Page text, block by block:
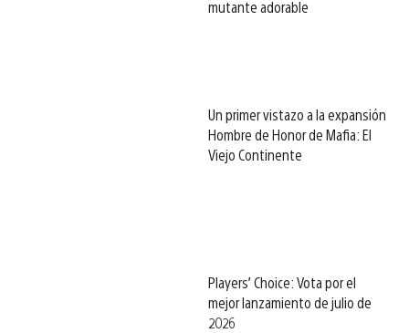
mutante adorable
Un primer vistazo a la expansión
Hombre de Honor de Mafia: El
Viejo Continente
Players’ Choice: Vota por el
mejor lanzamiento de julio de
2026